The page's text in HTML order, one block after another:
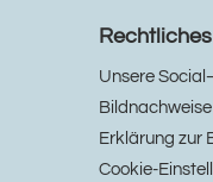
Rechtliches
Unsere
Bildnachweise
Erklärung zur
Cookie-